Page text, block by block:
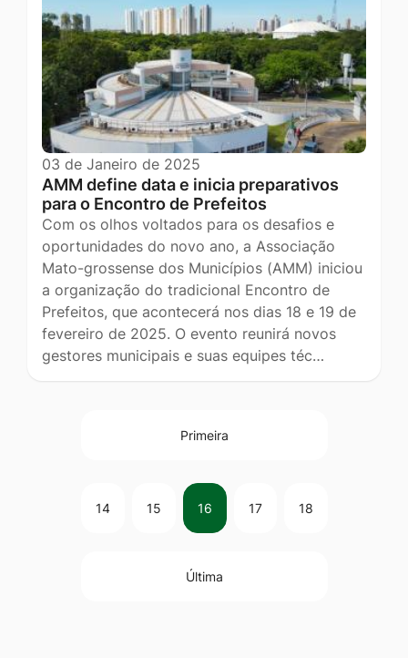
03 de Janeiro de 2025
AMM define data e inicia preparativos
para o Encontro de Prefeitos
Com os olhos voltados para os desafios e
oportunidades do novo ano, a Associação
Mato-grossense dos Municípios (AMM) iniciou
a organização do tradicional Encontro de
Prefeitos, que acontecerá nos dias 18 e 19 de
fevereiro de 2025. O evento reunirá novos
gestores municipais e suas equipes téc…
Primeira
14 15 16 17 18
Última